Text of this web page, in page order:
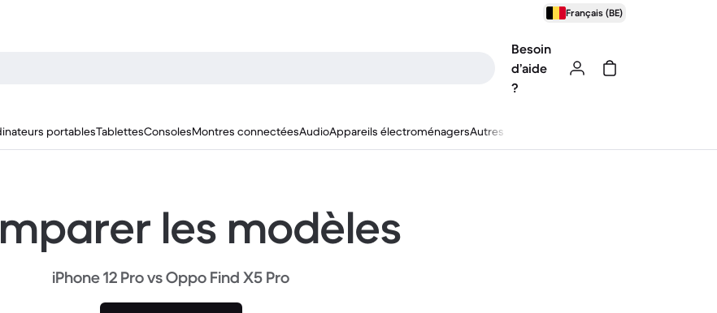
Français (BE)
Besoin
d’aide
?
portablesTablettesConsolesMontres connectéesAudioAppareils électroménagersAutres
les modèles
iPhone 12 Pro vs Oppo Find X5 Pro